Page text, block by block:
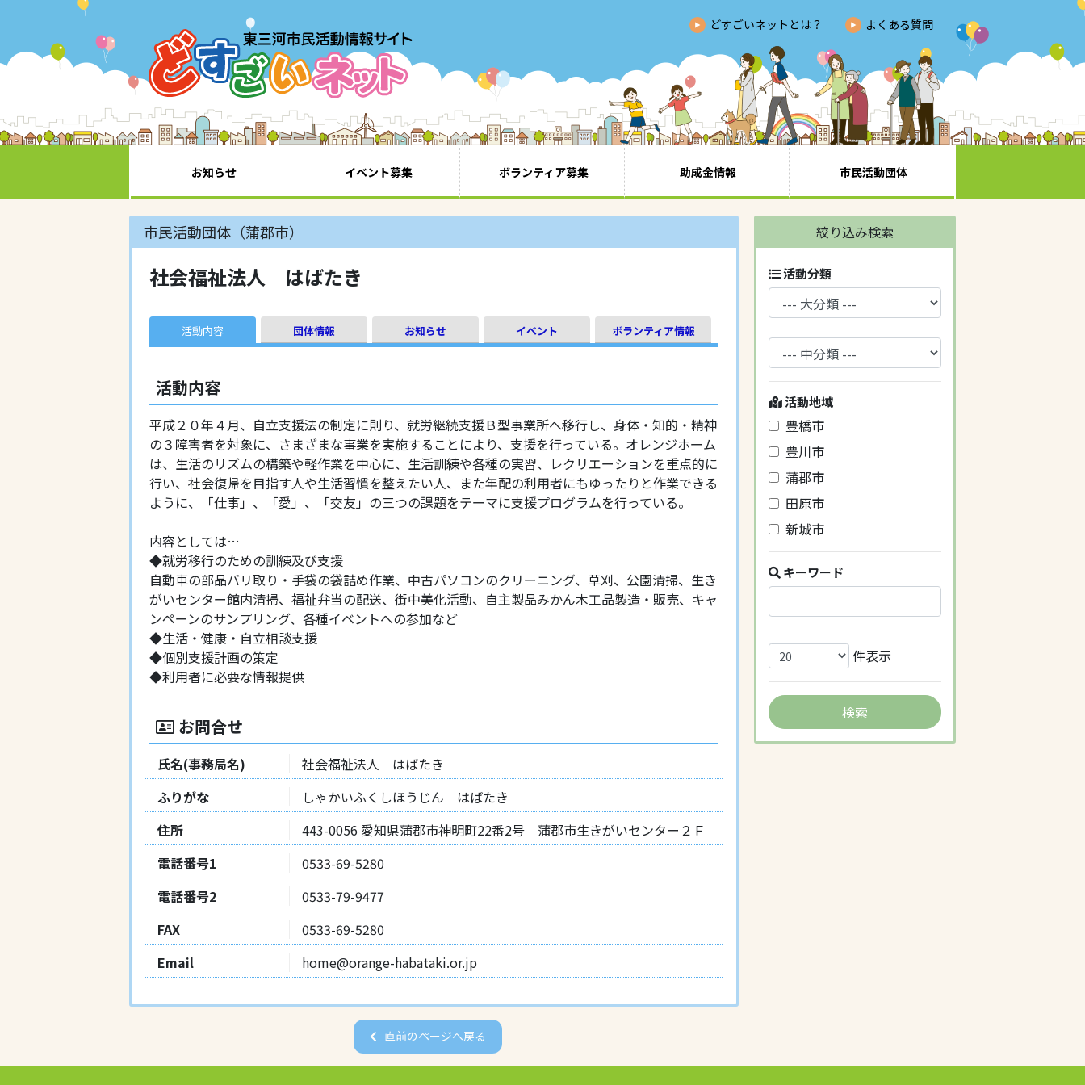
どすごいネットとは？ よくある質問
お知らせ イベント募集 ボランティア募集 助成金情報 市民活動団体
市民活動団体（蒲郡市）
社会福祉法人 はばたき
活動内容 団体情報 お知らせ イベント ボランティア情報
活動内容
平成２０年４月、自立支援法の制定に則り、就労継続支援Ｂ型事業所へ移行し、身体・知的・精神
の３障害者を対象に、さまざまな事業を実施することにより、支援を行っている。オレンジホーム
は、生活のリズムの構築や軽作業を中心に、生活訓練や各種の実習、レクリエーションを重点的に
行い、社会復帰を目指す人や生活習慣を整えたい人、また年配の利用者にもゆったりと作業できる
ように、「仕事」、「愛」、「交友」の三つの課題をテーマに支援プログラムを行っている。
内容としては…
◆就労移行のための訓練及び支援
自動車の部品バリ取り・手袋の袋詰め作業、中古パソコンのクリーニング、草刈、公園清掃、生き
がいセンター館内清掃、福祉弁当の配送、街中美化活動、自主製品みかん木工品製造・販売、キャ
ンペーンのサンプリング、各種イベントへの参加など
◆生活・健康・自立相談支援
◆個別支援計画の策定
◆利用者に必要な情報提供
お問合せ
氏名(事務局名)
社会福祉法人 はばたき
ふりがな
しゃかいふくしほうじん はばたき
住所
443-0056 愛知県蒲郡市神明町22番2号 蒲郡市生きがいセンター２Ｆ
電話番号1
0533-69-5280
電話番号2
0533-79-9477
FAX
0533-69-5280
Email
home@orange-habataki.or.jp
絞り込み検索
活動分類
活動地域
豊橋市
豊川市
蒲郡市
田原市
新城市
キーワード
件表示
直前のページへ戻る